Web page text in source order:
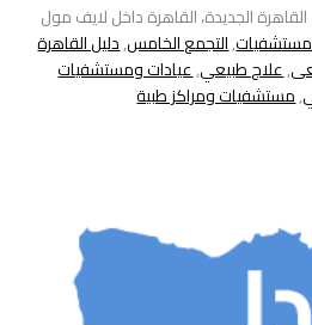
الجديدة، القاهرة داخل لايف مول
,التجمع الخامس,دليل القاهرة
,علاج طبيعي,عيادات ومستشفيات
,مستشفيات ومراكز طبية